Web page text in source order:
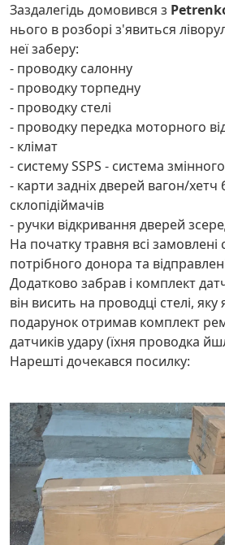
Заздалегідь домовився з
нього в розборі з'явиться
неї заберу:
- проводку салонну
- проводку торпедну
- проводку стелі
- проводку передка моторного
- клімат
- систему SSPS - система
- карти задніх дверей вагон/хетч
склопідіймачів
- ручки відкривання дверей
На початку травня всі замовлені
потрібного донора та
Додатково забрав і комплект
він висить на проводці стелі,
подарунок отримав комплект
датчиків удару (їхня проводка
Нарешті дочекався посилку: